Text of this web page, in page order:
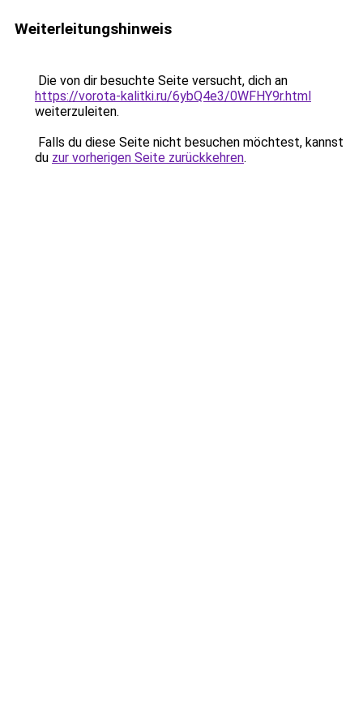
Weiterleitungshinweis
Die von dir besuchte Seite versucht, dich an
https://vorota-kalitki.ru/6ybQ4e3/0WFHY9r.html
weiterzuleiten.
Falls du diese Seite nicht besuchen möchtest, kannst
du zur vorherigen Seite zurückkehren.